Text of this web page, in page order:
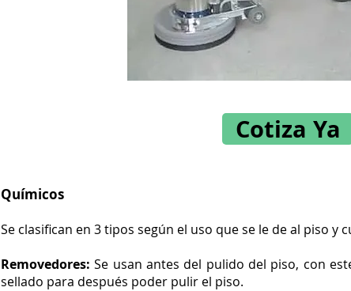
Químicos
Se clasifican en 3 tipos según el uso que se le de al piso y
Removedores:Se usan antes del pulido del piso, con
sellado para después poder pulir el piso.
Cotiza Ya